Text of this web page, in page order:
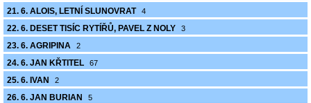
21. 6. ALOIS, LETNÍ SLUNOVRAT 4
22. 6. DESET TISÍC RYTÍŘŮ, PAVEL Z NOLY 3
23. 6. AGRIPINA 2
24. 6. JAN KŘTITEL 67
25. 6. IVAN 2
26. 6. JAN BURIAN 5